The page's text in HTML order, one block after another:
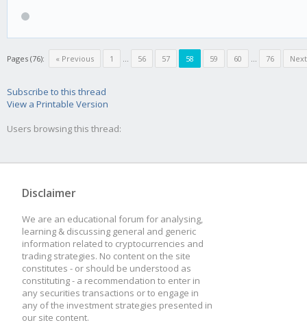
Pages (76): « Previous 1 ... 56 57 58 59 60 ... 76
Subscribe to this thread
View a Printable Version
Users browsing this thread:
Disclaimer
We are an educational forum for analysing,
learning & discussing general and generic
information related to cryptocurrencies and
trading strategies. No content on the site
constitutes - or should be understood as
constituting - a recommendation to enter in
any securities transactions or to engage in
any of the investment strategies presented in
our site content.